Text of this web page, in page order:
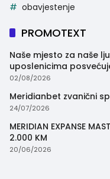
obavjestenje
PROMOTEXT
Naše mjesto za naše
uposlenicima
trenutak
02/08/2026
Meridianbet zvanični
24/07/2026
MERIDIAN EXPANSE
2.000 KM
20/06/2026